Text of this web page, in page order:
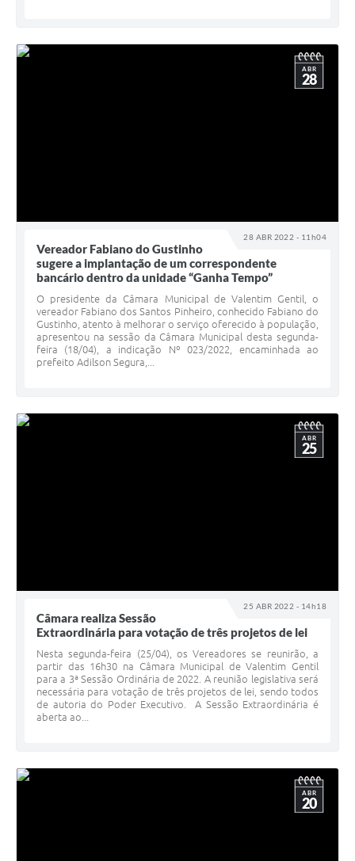
28 ABR 2022 - 11h04
ABR
28
Vereador Fabiano do Gustinho
sugere a implantação de um correspondente
bancário dentro da unidade “Ganha Tempo”
O presidente da Câmara Municipal de Valentim Gentil, o
vereador Fabiano dos Santos Pinheiro, conhecido Fabiano do
Gustinho, atento à melhorar o serviço oferecido à população,
apresentou na sessão da Câmara Municipal desta segunda-
feira (18/04), a indicação Nº 023/2022, encaminhada ao
prefeito Adilson Segura,...
25 ABR 2022 - 14h18
ABR
25
Câmara realiza Sessão
Extraordinária para votação de três projetos de lei
Nesta segunda-feira (25/04), os Vereadores se reunirão, a
partir das 16h30 na Câmara Municipal de Valentim Gentil
para a 3ª Sessão Ordinária de 2022. A reunião legislativa será
necessária para votação de três projetos de lei, sendo todos
de autoria do Poder Executivo. A Sessão Extraordinária é
aberta ao...
ABR
20